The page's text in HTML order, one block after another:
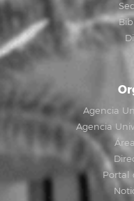
Agencia
Agencia
Portal